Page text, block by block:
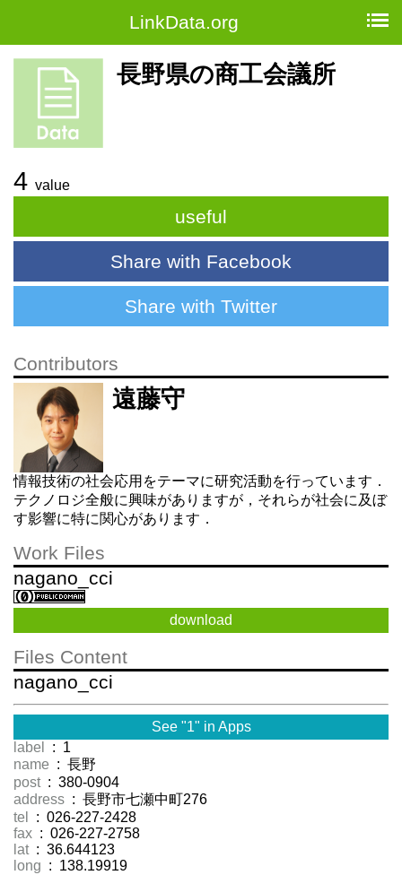
LinkData.org
長野県の商工会議所
4 value
useful
Share with Facebook
Share with Twitter
Contributors
遠藤守
情報技術の社会応用をテーマに研究活動を行っています．
テクノロジ全般に興味がありますが，それらが社会に及ぼ
す影響に特に関心があります．
Work Files
nagano_cci
download
Files Content
nagano_cci
See "1" in Apps
label
: 1
name : 長野
post : 380-0904
address : 長野市七瀬中町276
tel
: 026-227-2428
fax : 026-227-2758
lat : 36.644123
long : 138.19919